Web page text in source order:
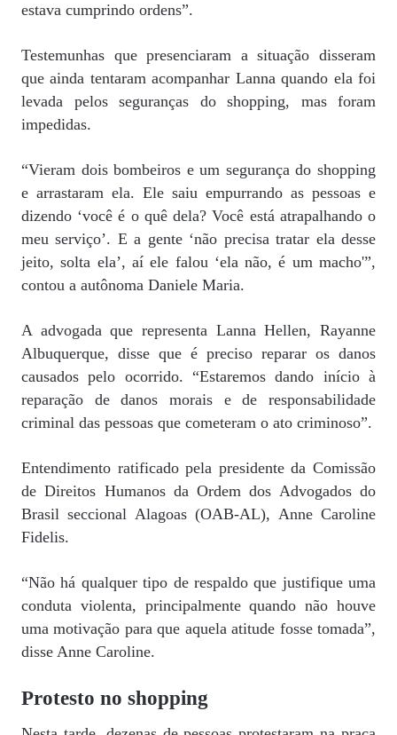
estava cumprindo ordens”.
Testemunhas que presenciaram a situação disseram
que ainda tentaram acompanhar Lanna quando ela foi
levada pelos seguranças do shopping, mas foram
impedidas.
“Vieram dois bombeiros e um segurança do shopping
e arrastaram ela. Ele saiu empurrando as pessoas e
dizendo ‘você é o quê dela? Você está atrapalhando o
meu serviço’. E a gente ‘não precisa tratar ela desse
jeito, solta ela’, aí ele falou ‘ela não, é um macho'”,
contou a autônoma Daniele Maria.
A advogada que representa Lanna Hellen, Rayanne
Albuquerque, disse que é preciso reparar os danos
causados pelo ocorrido. “Estaremos dando início à
reparação de danos morais e de responsabilidade
criminal das pessoas que cometeram o ato criminoso”.
Entendimento ratificado pela presidente da Comissão
de Direitos Humanos da Ordem dos Advogados do
Brasil seccional Alagoas (OAB-AL), Anne Caroline
Fidelis.
“Não há qualquer tipo de respaldo que justifique uma
conduta violenta, principalmente quando não houve
uma motivação para que aquela atitude fosse tomada”,
disse Anne Caroline.
Protesto no shopping